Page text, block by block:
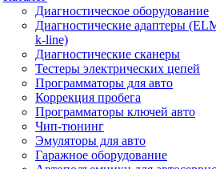
Диагностическое оборудование
Диагностические адаптеры
k-line)
Диагностические сканеры
Тестеры электрических цепей
Программаторы для авто
Коррекция пробега
Программаторы ключей авто
Чип-тюнинг
Эмуляторы для авто
Гаражное оборудование